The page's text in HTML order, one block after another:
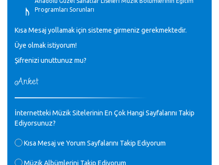
♪
Programları Sorunları
♪
GEÇMİŞ OLSUN TÜRKİYE!
Mavi Nota - 07.02.2023
♪
30 yıl sonra karşılaşmak çok güzel Kurtuluş, teveccüh
M.Semih Baylan - 08.01.2023
♪
Değerli Müfit hocama en içten sevgi saygılarımı iletin
yaptım.1994 yılında derginin bu daldaki ödülüne layık
Kısa Mesaj yollamak için sisteme girmeniz gerekmektedir.
Üye olmak istiyorum!
Şifrenizi unuttunuz mu?
Anket
İnternetteki Müzik Sitelerinin En Çok Hangi Sayfalarını Takip
Ediyorsunuz?
Kısa Mesaj ve Yorum Sayfalarını Takip Ediyorum
Müzik Albümlerini Takip Ediyorum